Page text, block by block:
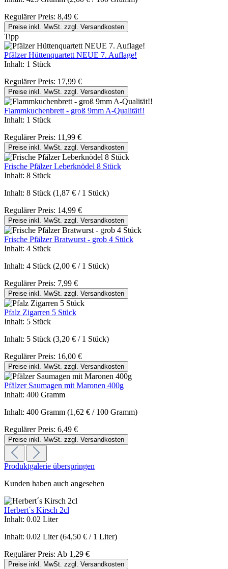
Regulärer Preis: 8,49 €
Preise inkl. MwSt. zzgl. Versandkosten
Tipp
Pfälzer Hüttenquartett NEUE 7. Auflage!
Inhalt: 1 Stück
Regulärer Preis: 17,99 €
Preise inkl. MwSt. zzgl. Versandkosten
Flammkuchenbrett - groß 9mm A-Qualität!!
Inhalt: 1 Stück
Regulärer Preis: 11,99 €
Preise inkl. MwSt. zzgl. Versandkosten
Frische Pfälzer Leberknödel 8 Stück
Inhalt: 8 Stück
Inhalt: 8 Stück (1,87 € / 1 Stück)
Regulärer Preis: 14,99 €
Preise inkl. MwSt. zzgl. Versandkosten
Frische Pfälzer Bratwurst - grob 4 Stück
Inhalt: 4 Stück
Inhalt: 4 Stück (2,00 € / 1 Stück)
Regulärer Preis: 7,99 €
Preise inkl. MwSt. zzgl. Versandkosten
Pfalz Zigarren 5 Stück
Inhalt: 5 Stück
Inhalt: 5 Stück (3,20 € / 1 Stück)
Regulärer Preis: 16,00 €
Preise inkl. MwSt. zzgl. Versandkosten
Pfälzer Saumagen mit Maronen 400g
Inhalt: 400 Gramm
Inhalt: 400 Gramm (1,62 € / 100 Gramm)
Regulärer Preis: 6,49 €
Preise inkl. MwSt. zzgl. Versandkosten
Produktgalerie überspringen
Kunden haben auch angesehen
Herbert´s Kirsch 2cl
Inhalt: 0.02 Liter
Inhalt: 0.02 Liter(64,50 € / 1 Liter)
Regulärer Preis: Ab 1,29 €
Preise inkl. MwSt. zzgl. Versandkosten